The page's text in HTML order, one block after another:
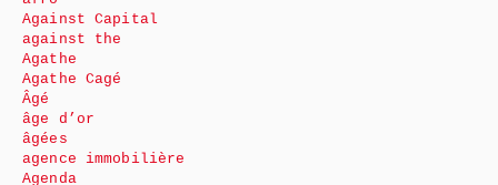
Against Capital
against the
Agathe
Agathe Cagé
Âgé
âge d’or
âgées
agence immobilière
Agenda